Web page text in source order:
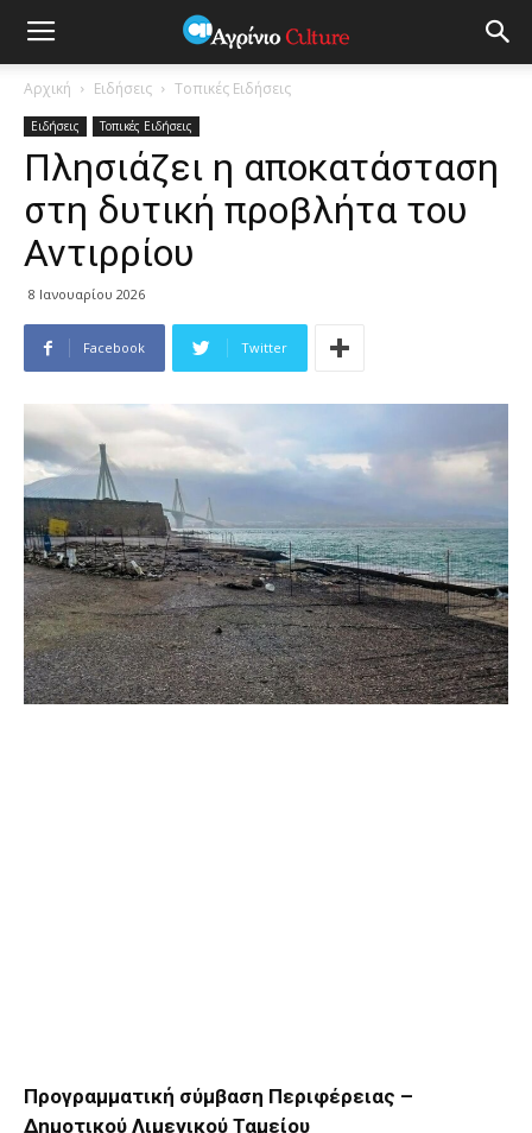
Αρχική Ειδήσεις Τοπικές Ειδήσεις
Ειδήσεις Τοπικές Ειδήσεις
Πλησιάζει η αποκατάσταση
στη δυτική προβλήτα του
Αντιρρίου
8 Ιανουαρίου 2026
Facebook Twitter
Προγραμματική σύμβαση Περιφέρειας –
Δημοτικού Λιμενικού Ταμείου